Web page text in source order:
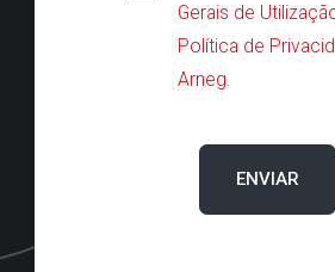
Gerais de
Política de
Arneg.